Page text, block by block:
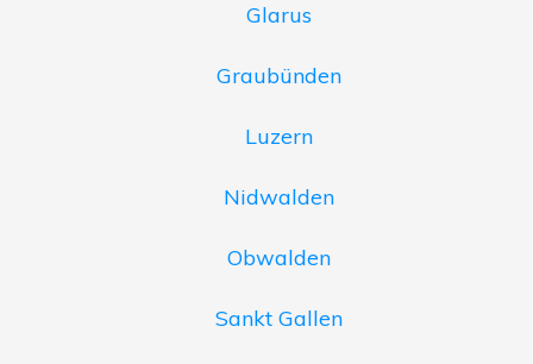
Glarus
Graubünden
Luzern
Nidwalden
Obwalden
Sankt Gallen